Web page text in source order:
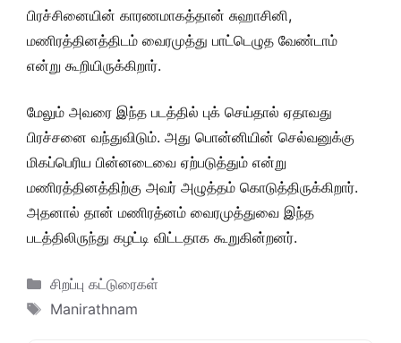
பிரச்சினையின் காரணமாகத்தான் சுஹாசினி,
மணிரத்தினத்திடம் வைரமுத்து பாட்டெழுத வேண்டாம்
என்று கூறியிருக்கிறார்.
மேலும் அவரை இந்த படத்தில் புக் செய்தால் ஏதாவது
பிரச்சனை வந்துவிடும். அது பொன்னியின் செல்வனுக்கு
மிகப்பெரிய பின்னடைவை ஏற்படுத்தும் என்று
மணிரத்தினத்திற்கு அவர் அழுத்தம் கொடுத்திருக்கிறார்.
அதனால் தான் மணிரத்னம் வைரமுத்துவை இந்த
படத்திலிருந்து கழட்டி விட்டதாக கூறுகின்றனர்.
Categories
சிறப்பு கட்டுரைகள்
Tags
Manirathnam